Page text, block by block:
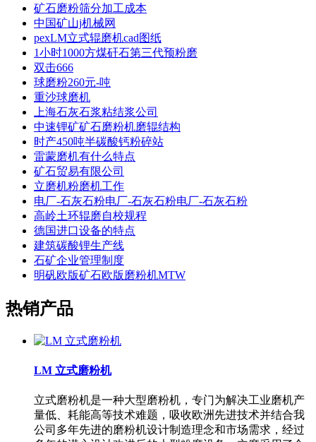
矿石磨粉筛分加工成本
中国矿山j机械网
pexLM立式辊磨机cad图纸
1小时1000方煤矸石第三代预粉磨
双击666
球磨粉260元-吨
重沙球磨机
上海石灰石浆粘结浆公司
中速锂矿矿石磨粉机磨辊结构
时产450吨半碳酸钙粉碎站
雷蒙磨机有什么特点
矿石贸易有限公司
立磨机粉磨机工作
电厂-石灰石粉电厂-石灰石粉电厂-石灰石粉
高岭土环辊磨自校规程
德国进口设备的特点
建筑碳酸锂生产线
石矿企业管理制度
明矾欧版矿石欧版磨粉机MTW
热销产品
LM 立式磨粉机
立式磨粉机是一种大型磨粉机，专门为解决工业磨机产
量低、耗能高等技术难题，吸收欧洲先进技术并结合我
公司多年先进的磨粉机设计制造理念和市场需求，经过